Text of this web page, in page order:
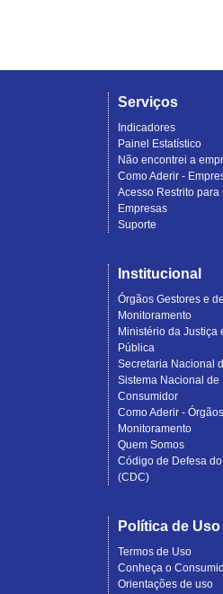
Serviços
Indicadores
Painel Estatístico
Não encontrei a
Como Aderir -
Acesso Restrito para
Empresas
Suporte
Institucional
Órgãos Gestores e de
Monitoramento
Ministério da Justiça
Pública
Secretaria Nacional
Sistema Nacional de
Consumidor
Como Aderir -
Monitoramento
Quem Somos
Código de Defesa
(CDC)
Política de Uso
Termos de Uso
Conheça o
Orientações de uso